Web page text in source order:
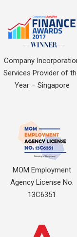
Company
Services Provider of
Year – Singapore
MOM Employment
Agency License No.
13C6351